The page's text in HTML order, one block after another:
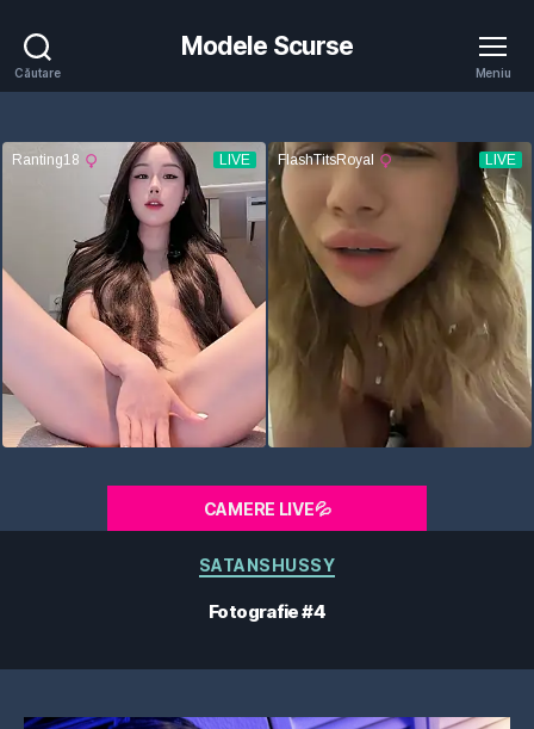
Căutare
Modele Scurse
Meniu
CAMERE LIVE💦
Categorii
SATANSHUSSY
Fotografie #4